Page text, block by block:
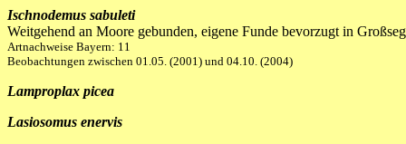
Ischnodemus sabuleti
Weitgehend an Moore gebunden, eigene Funde bevorzugt in
Artnachweise Bayern: 11
Beobachtungen zwischen 01.05. (2001) und 04.10. (2004)
Lamproplax picea
Lasiosomus enervis